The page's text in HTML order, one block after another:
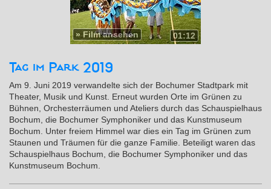
01:12
»Film ansehen
Tag im Park 2019
Am 9. Juni 2019 verwandelte sich der Bochumer Stadtpark mit
Theater, Musik und Kunst. Erneut wurden Orte im Grünen zu
Bühnen, Orchesterräumen und Ateliers durch das Schauspielhaus
Bochum, die Bochumer Symphoniker und das Kunstmuseum
Bochum. Unter freiem Himmel war dies ein Tag im Grünen zum
Staunen und Träumen für die ganze Familie. Beteiligt waren das
Schauspielhaus Bochum, die Bochumer Symphoniker und das
Kunstmuseum Bochum.